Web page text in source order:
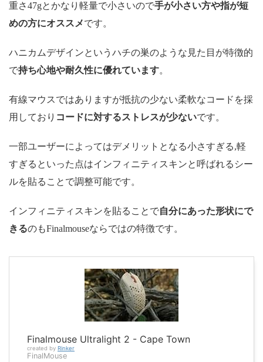
重さ47gとかなり軽量で小さいので手が小さい方や指が短
めの方にオススメです。
ハニカムデザインというハチの巣のような見た目が特徴的
で持ち心地や耐久性に優れています。
有線マウスではありますが抵抗の少ない柔軟なコードを採
用しており コードに対するストレスが少ないです。
一部ユーザーによってはデメリットとなる小さすぎる,軽
すぎるといった点はインフィニティスキンと呼ばれるシー
ルを貼ることで調整可能です。
インフィニティスキンを貼ることで自分にあった形状にで
きるのもFinalmouseならではの特徴です。
Finalmouse Ultralight 2 - Cape Town
created by Rinker
FinalMouse